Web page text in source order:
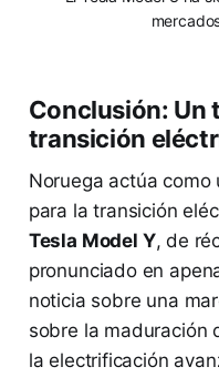
Conclusión: Un
transición
Noruega actúa
para la transición
Tesla Model Y, de
pronunciado en
noticia sobre una
sobre la maduración
la electrificación